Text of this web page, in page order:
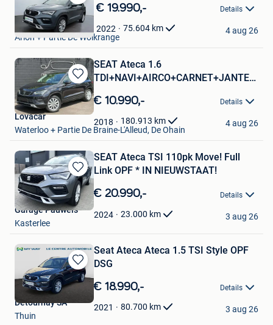
Bewaren
in
Mijn
Favorieten
€ 19.990,- Details
2022 75.604 km
Llorens
Arlon + Partie De Wolkrange
4 aug 26
Bewaren
in
Mijn
Favorieten
SEAT Ateca 1.6
€ 10.990,- Details
2018 180.913 km
Lovacar
Waterloo + Partie De Braine-L'Alleud, De Ohain
4 aug 26
Bewaren
in
Mijn
Favorieten
SEAT Ateca TSI 110pk Move! Full
Link OPF * IN NIEUWSTAAT!
€ 20.990,- Details
2024 23.000 km
Garage Pauwels
Kasterlee
3 aug 26
Bewaren
in
Favorieten
Seat Ateca Ateca 1.5 TSI Style OPF
DSG
€ 18.990,- Details
2021 80.700 km
Detournay SA
Thuin
3 aug 26